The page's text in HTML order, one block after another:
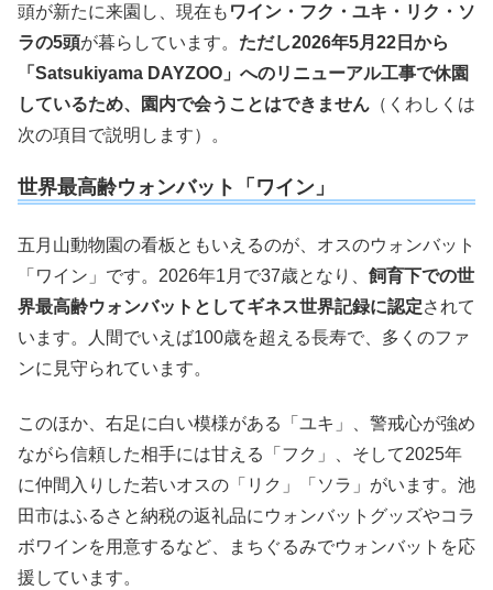
頭が新たに来園し、現在も ワイン・フク・ユキ・リク・ソ
ラの5頭が暮らしています。 ただし2026年5月22日から
「Satsukiyama DAYZOO」へのリニューアル工事で休園
しているため、園内で会うことはできません （くわしくは
次の項目で説明します）。
世界最高齢ウォンバット「ワイン」
五月山動物園の看板ともいえるのが、オスのウォンバット
「ワイン」です。2026年1月で37歳となり、 飼育下での世
界最高齢ウォンバットとしてギネス世界記録に認定されて
います。人間でいえば100歳を超える長寿で、多くのファ
ンに見守られています。
このほか、右足に白い模様がある「ユキ」、警戒心が強め
ながら信頼した相手には甘える「フク」、そして2025年
に仲間入りした若いオスの「リク」「ソラ」がいます。池
田市はふるさと納税の返礼品にウォンバットグッズやコラ
ボワインを用意するなど、まちぐるみでウォンバットを応
援しています。